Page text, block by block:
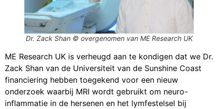
Dr. Zack Shan © overgenomen van ME Research UK
ME Research UK is verheugd aan te kondigen dat we Dr.
Zack Shan van de Universiteit van de Sunshine Coast
financiering hebben toegekend voor een nieuw
onderzoek waarbij MRI wordt gebruikt om neuro-
inflammatie in de hersenen en het lymfestelsel bij